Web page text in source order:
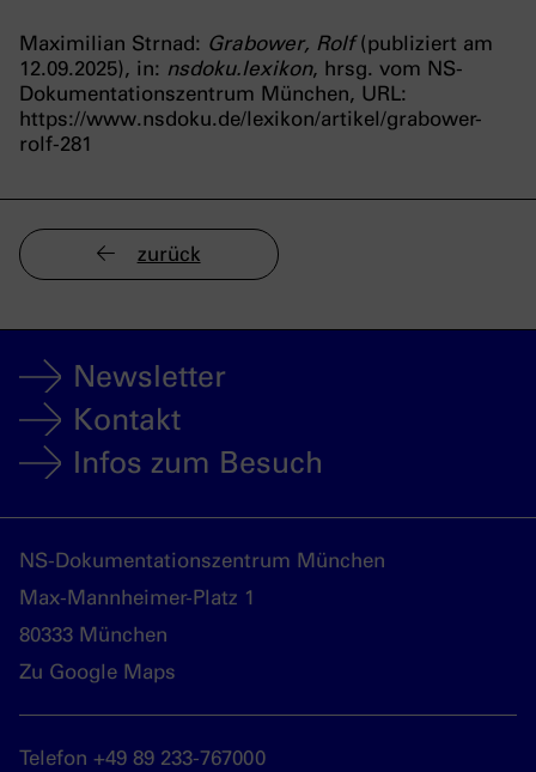
Maximilian Strnad: Grabower, Rolf(publiziert am
12.09.2025), in: nsdoku.lexikon, hrsg. vom NS-
Dokumentationszentrum München, URL:
https://www.nsdoku.de/lexikon/artikel/grabower-
rolf-281
zurück
Newsletter
Kontakt
Infos zum Besuch
NS-Dokumentationszentrum München
Max-Mannheimer-Platz 1
80333 München
Zu Google Maps
Telefon +49 89 233-767000